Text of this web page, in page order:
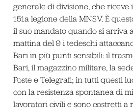
generale di divisione, che riceve
151alegione della MNSV. È
il suo mandato quando si arriva
mattina del 9 i tedeschi
Bari in più punti sensibili: il
Bari, il magazzino militare, la
Poste e Telegrafi; in tutti questi
con la resistenza spontanea di
lavoratori civili e sono costretti a